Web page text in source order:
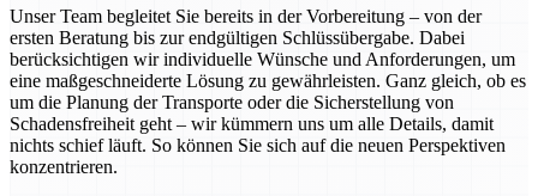
Unser Team begleitet Sie bereits in der Vorbereitung – von der
ersten Beratung bis zur endgültigen Schlüssübergabe. Dabei
berücksichtigen wir individuelle Wünsche und Anforderungen, um
eine maßgeschneiderte Lösung zu gewährleisten. Ganz gleich, ob es
um die Planung der Transporte oder die Sicherstellung von
Schadensfreiheit geht – wir kümmern uns um alle Details, damit
nichts schief läuft. So können Sie sich auf die neuen Perspektiven
konzentrieren.